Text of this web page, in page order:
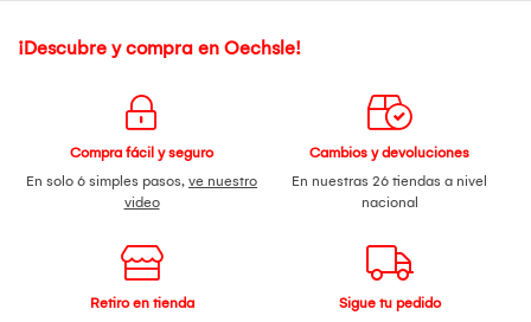
Genérico para Parlante 12" - 15"- Negro Este pedestal es de
para fijar la altura del mástil en 5 posiciones posibles de 60
cm a 1.8 metros. Es un trípode grande para parlantes de
activos de 12” a 15”, que puede llegar a una altura máxima
de 180 cm. Soporta una carga de hasta 60 kg.
¡Descubre y compra en Oechsle!
Compra fácil y seguro
En solo 6 simples pasos, ve nuestro
video
Cambios y devoluciones
En nuestras 26 tiendas a nivel
nacional
Retiro en tienda
Sigue tu pedido